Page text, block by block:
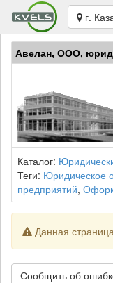
г.
Авелан, ООО,
Каталог:
Теги: Юридическое
предприятий,
Данная
Сообщить об